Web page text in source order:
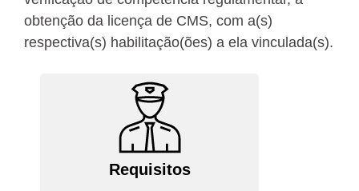
obtenção da licença de CMS, com a(s)
respectiva(s) habilitação(ões) a ela vinculada(s).
Requisitos